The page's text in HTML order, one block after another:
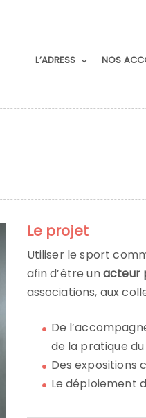
L’ADRESS NOS
Le projet
Utiliser le sport
afin d’être unacteur
associations, aux
De
de la pratique
Des expositions
Le déploiement